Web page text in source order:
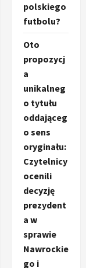
polskiego
futbolu?
Oto
propozycj
a
unikalneg
o tytułu
oddająceg
o sens
oryginału:
Czytelnicy
ocenili
decyzję
prezydent
a w
sprawie
Nawrockie
go i